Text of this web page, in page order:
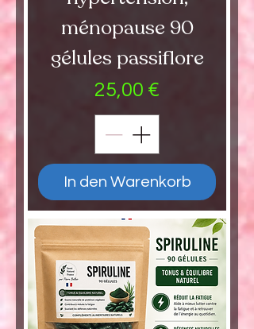
ménopause 90
gélules passiflore
Preis
25,00 €
In den Warenkorb